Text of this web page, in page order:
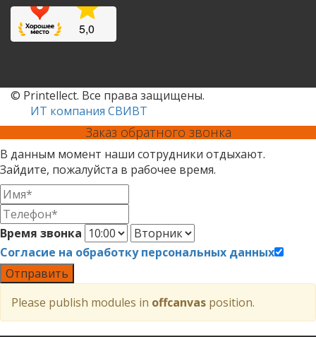
© Printellect. Все права защищены.
ИТ компания СВИВТ
Заказ обратного звонка
В данным момент наши сотрудники отдыхают.
Зайдите, пожалуйста в рабочее время.
Время звонка
Согласие на обработку персональных данных
Отправить
Please publish modules in offcanvas position.